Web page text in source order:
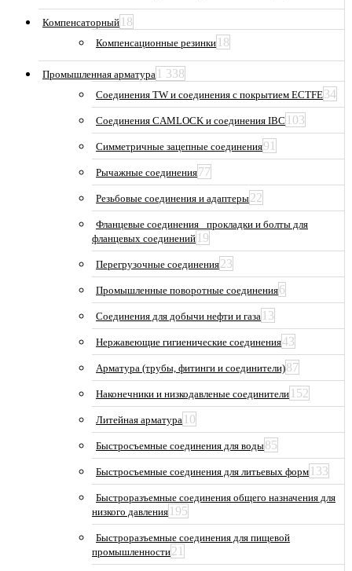
Компенсаторный 18
Компенсационные резинки 18
Промышленная арматура 1 338
Соединения TW и соединения с покрытием ECTFE34
Соединения CAMLOCK и соединения IBC 103
Симметричные зацепные соединения91
Рычажные соединения77
Резьбовые соединения и адаптеры22
Фланцевые соединения_ прокладки и болты для
фланцевых соединений 19
Перегрузочные соединения23
Промышленные поворотные соединения6
Соединения для добычи нефти и газа 13
Нержавеющие гигиенические соединения43
Арматура (трубы, фитинги и соединители)87
Наконечники и низкодавленые соединители 152
Литейная арматура 10
Быстросъемные соединения для воды85
Быстросъемные соединения для литьевых форм 133
Быстроразъемные соединения общего назначения для
низкого давления 195
Быстроразъемные соединения для пищевой
промышленности21